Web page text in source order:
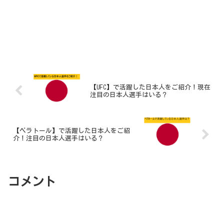
【UFC】で活躍した日本人をご紹介！現在
注目の日本人選手はいる？
【ベラトール】で活躍した日本人をご紹
介！注目の日本人選手はいる？
コメント